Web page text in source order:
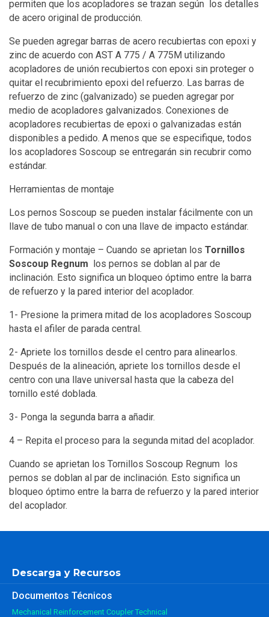
permiten que los acopladores se trazan según los detalles
de acero original de producción.
Se pueden agregar barras de acero recubiertas con epoxi y
zinc de acuerdo con AST A 775 / A 775M utilizando
acopladores de unión recubiertos con epoxi sin proteger o
quitar el recubrimiento epoxi del refuerzo. Las barras de
refuerzo de zinc (galvanizado) se pueden agregar por
medio de acopladores galvanizados. Conexiones de
acopladores recubiertas de epoxi o galvanizadas están
disponibles a pedido. A menos que se especifique, todos
los acopladores Soscoup se entregarán sin recubrir como
estándar.
Herramientas de montaje
Los pernos Soscoup se pueden instalar fácilmente con un
llave de tubo manual o con una llave de impacto estándar.
Formación y montaje – Cuando se aprietan los Tornillos
Soscoup Regnum los pernos se doblan al par de
inclinación. Esto significa un bloqueo óptimo entre la barra
de refuerzo y la pared interior del acoplador.
1- Presione la primera mitad de los acopladores Soscoup
hasta el afiler de parada central.
2- Apriete los tornillos desde el centro para alinearlos.
Después de la alineación, apriete los tornillos desde el
centro con una llave universal hasta que la cabeza del
tornillo esté doblada.
3- Ponga la segunda barra a añadir.
4 – Repita el proceso para la segunda mitad del acoplador.
Cuando se aprietan los Tornillos Soscoup Regnum los
pernos se doblan al par de inclinación. Esto significa un
bloqueo óptimo entre la barra de refuerzo y la pared interior
del acoplador.
Descarga y Recursos
Documentos Técnicos
Mechanical Reinforcement Coupler Technical